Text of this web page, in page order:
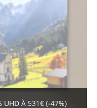
UHD À 531€ (-47%)